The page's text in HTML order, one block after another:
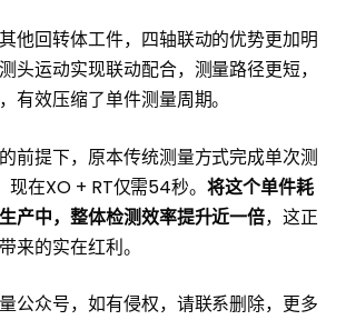
他回转体工件，四轴联动的优势更加明
头运动实现联动配合，测量路径更短，
有效压缩了单件测量周期。
前提下，原本传统测量方式完成单次测
现在XO + RT仅需54秒。将这个单件耗
产中，整体检测效率提升近一倍，这正
来的实在红利。
公众号，如有侵权，请联系删除，更多